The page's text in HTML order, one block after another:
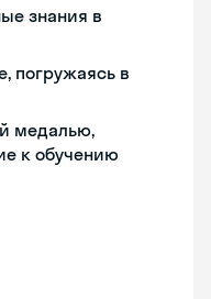
знания в
погружаясь в
медалью,
к обучению